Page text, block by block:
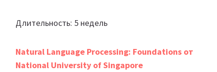
Длительность: 5 недель
Natural Language Processing: Foundations от
National University of Singapore